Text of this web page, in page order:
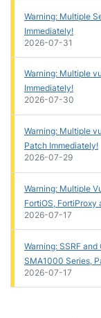
Warning: Multiple
Immediately!
2026-07-31
Warning: Multiple
Immediately!
2026-07-30
Warning: Multiple
Patch Immediately!
2026-07-29
Warning: Multiple
FortiOS, FortiProxy
2026-07-17
Warning: SSRF
SMA1000 Series,
2026-07-17